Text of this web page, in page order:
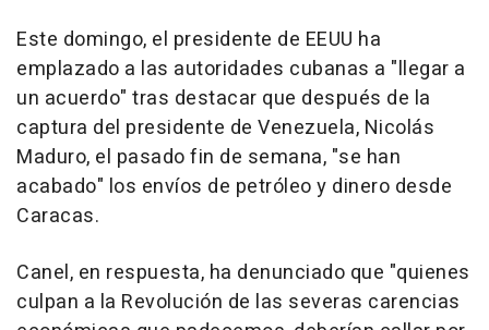
Este domingo, el presidente de EEUU ha
emplazado a las autoridades cubanas a "llegar a
un acuerdo" tras destacar que después de la
captura del presidente de Venezuela, Nicolás
Maduro, el pasado fin de semana, "se han
acabado" los envíos de petróleo y dinero desde
Caracas.
Canel, en respuesta, ha denunciado que "quienes
culpan a la Revolución de las severas carencias